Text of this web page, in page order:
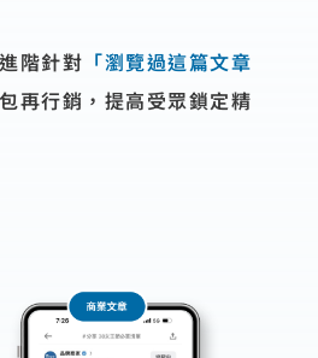
階針對 「瀏覽過這篇文章
再行銷，提高受眾鎖定精